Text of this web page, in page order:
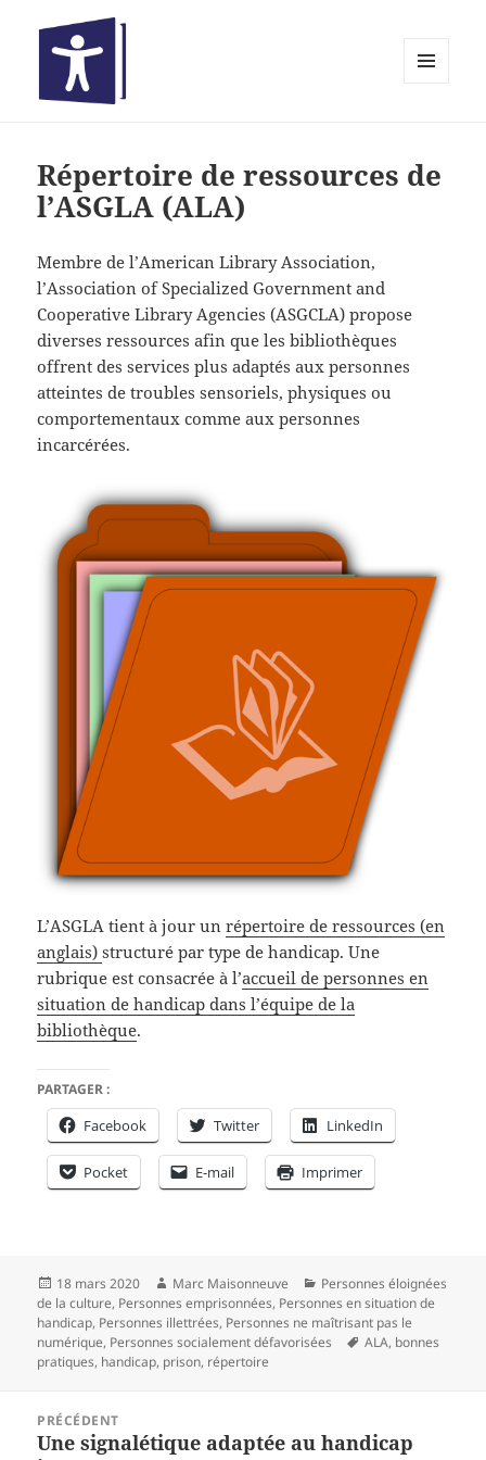
Répertoire de ressources de
l’ASGLA (ALA)
Membre de l’American Library Association,
l’Association of Specialized Government and
Cooperative Library Agencies (ASGCLA) propose
diverses ressources afin que les bibliothèques
offrent des services plus adaptés aux personnes
atteintes de troubles sensoriels, physiques ou
comportementaux comme aux personnes
incarcérées.
L’ASGLA tient à jour unrépertoire de ressources (en
anglais)structuré par type de handicap. Une
rubrique est consacrée à l’accueil de personnes en
situation de handicap dans l’équipe de la
bibliothèque.
PARTAGER :
Facebook Twitter LinkedIn
Pocket E-mail Imprimer
Publié
le
18 mars 2020 Auteur
Marc Maisonneuve Catégories
Personnes éloignées
de la culture, Personnes emprisonnées, Personnes en situation de
handicap, Personnes illettrées, Personnes ne maîtrisant pas le
numérique, Personnes socialement défavorisées
Mots-
ALA, bonnes
pratiques, handicap, prison, répertoire
PRÉCÉDENT
Article
Une signalétique adaptée au handicap